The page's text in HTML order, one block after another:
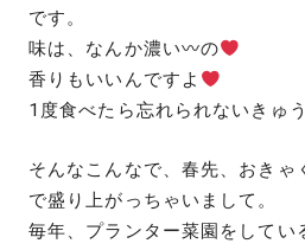
です。
味は、なんか濃い〰の
香りもいいんですよ
1度食べたら忘れられないきゅ
そんなこんなで、春先、おきゃ
で盛り上がっちゃいまして。
毎年、プランター菜園をしてい